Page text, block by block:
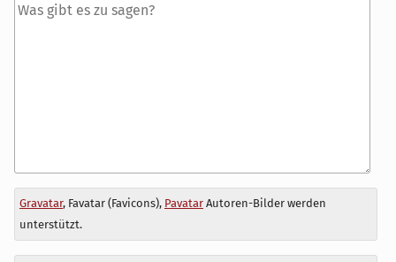
Antwort
zu
Gravatar, Favatar (Favicons), PavatarAutoren-Bilder werden
unterstützt.